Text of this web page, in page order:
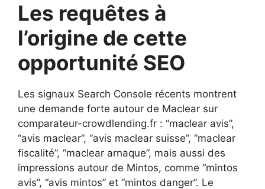
Les requêtes à
l’origine de cette
opportunité SEO
Les signaux Search Console récents montrent
une demande forte autour de Maclear sur
comparateur-crowdlending.fr : “maclear avis”,
“avis maclear”, “avis maclear suisse”, “maclear
fiscalité”, “maclear arnaque”, mais aussi des
impressions autour de Mintos, comme “mintos
avis”, “avis mintos” et “mintos danger”. Le